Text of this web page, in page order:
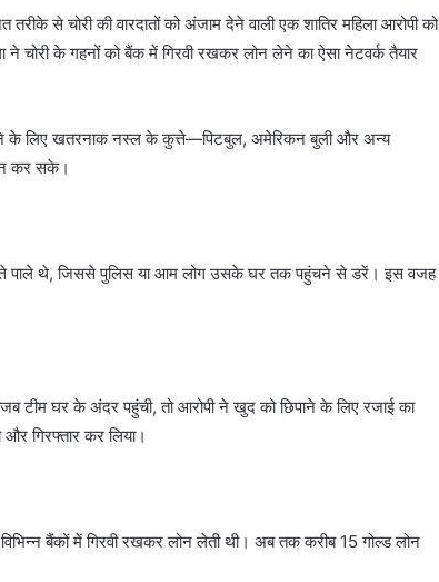
से चोरी की वारदातों को अंजाम देने वाली एक शातिर महिला आरोपी को
ने चोरी के गहनों को बैंक में गिरवी रखकर लोन लेने का ऐसा नेटवर्क तैयार
के लिए खतरनाक नस्ल के कुत्ते—पिटबुल, अमेरिकन बुली और अन्य
न कर सके।
पाले थे, जिससे पुलिस या आम लोग उसके घर तक पहुंचने से डरें। इस वजह
टीम घर के अंदर पहुंची, तो आरोपी ने खुद को छिपाने के लिए रजाई का
गिरफ्तार कर लिया।
बैंकों में गिरवी रखकर लोन लेती थी। अब तक करीब 15 गोल्ड लोन